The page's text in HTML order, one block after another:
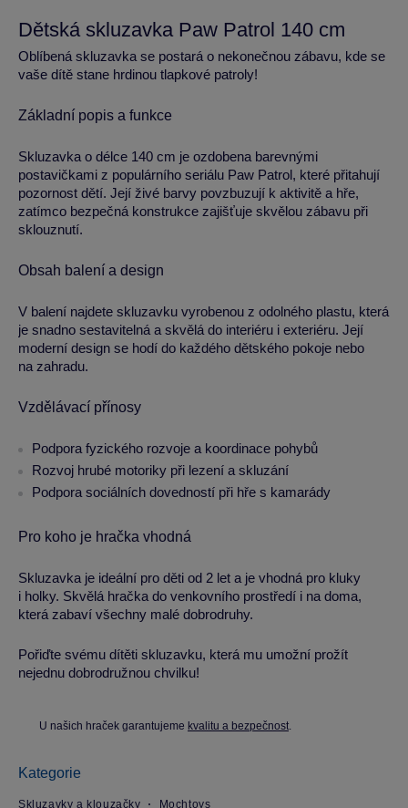
Dětská skluzavka Paw Patrol 140 cm
Oblíbená skluzavka se postará o nekonečnou zábavu, kde se
vaše dítě stane hrdinou tlapkové patroly!
Základní popis a funkce
Skluzavka o délce 140 cm je ozdobena barevnými
postavičkami z populárního seriálu Paw Patrol, které přitahují
pozornost dětí. Její živé barvy povzbuzují k aktivitě a hře,
zatímco bezpečná konstrukce zajišťuje skvělou zábavu při
sklouznutí.
Obsah balení a design
V balení najdete skluzavku vyrobenou z odolného plastu, která
je snadno sestavitelná a skvělá do interiéru i exteriéru. Její
moderní design se hodí do každého dětského pokoje nebo
na zahradu.
Vzdělávací přínosy
Podpora fyzického rozvoje a koordinace pohybů
Rozvoj hrubé motoriky při lezení a skluzání
Podpora sociálních dovedností při hře s kamarády
Pro koho je hračka vhodná
Skluzavka je ideální pro děti od 2 let a je vhodná pro kluky
i holky. Skvělá hračka do venkovního prostředí i na doma,
která zabaví všechny malé dobrodruhy.
Pořiďte svému dítěti skluzavku, která mu umožní prožít
nejednu dobrodružnou chvilku!
U našich hraček garantujeme kvalitu a bezpečnost.
Kategorie
Skluzavky a klouzačky Mochtoys